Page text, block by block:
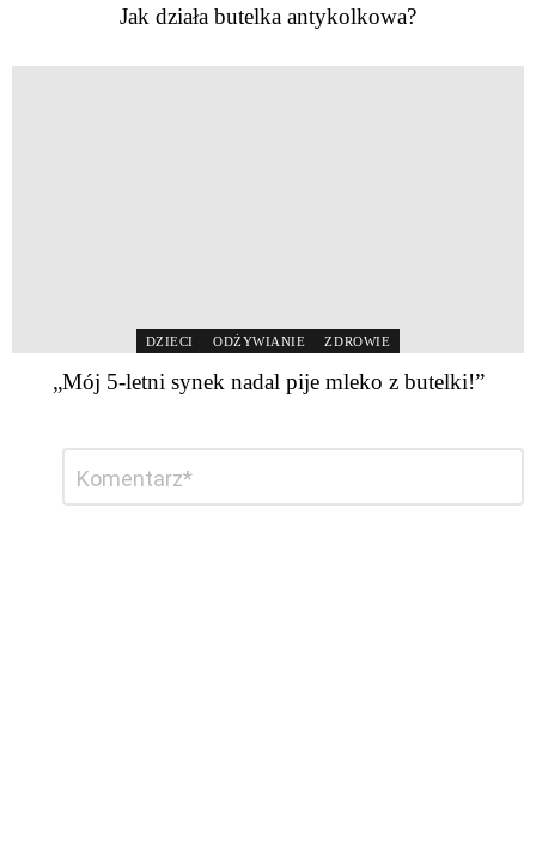
Jak działa butelka antykolkowa?
DZIECI ODŻYWIANIE ZDROWIE
„Mój 5-letni synek nadal pije mleko z butelki!”
komentarz